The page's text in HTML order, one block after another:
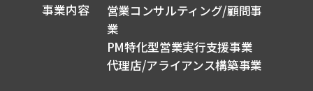
事業内容
営業コンサルティング/顧問事
業
PM特化型営業実行支援事業
代理店/アライアンス構築事業